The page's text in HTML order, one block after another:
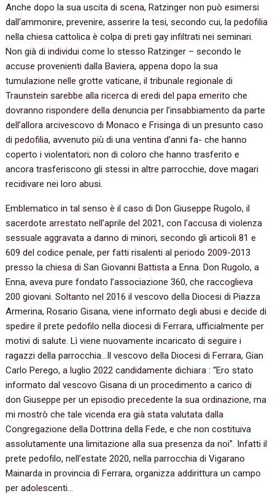
Anche dopo la sua uscita di scena, Ratzinger non può esimersi
dall’ammonire, prevenire, asserire la tesi, secondo cui, la pedofilia
nella chiesa cattolica è colpa di preti gay infiltrati nei seminari.
Non già di individui come lo stesso Ratzinger – secondo le
accuse provenienti dalla Baviera, appena dopo la sua
tumulazione nelle grotte vaticane, il tribunale regionale di
Traunstein sarebbe alla ricerca di eredi del papa emerito che
dovranno rispondere della denuncia per l’insabbiamento da parte
dell’allora arcivescovo di Monaco e Frisinga di un presunto caso
di pedofilia, avvenuto più di una ventina d’anni fa- che hanno
coperto i violentatori; non di coloro che hanno trasferito e
ancora trasferiscono gli stessi in altre parrocchie, dove magari
recidivare nei loro abusi.
Emblematico in tal senso è il caso di Don Giuseppe Rugolo, il
sacerdote arrestato nell’aprile del 2021, con l’accusa di violenza
sessuale aggravata a danno di minori, secondo gli articoli 81 e
609 del codice penale, per fatti risalenti al periodo 2009-2013
presso la chiesa di San Giovanni Battista a Enna. Don Rugolo, a
Enna, aveva pure fondato l’associazione 360, che raccoglieva
200 giovani. Soltanto nel 2016 il vescovo della Diocesi di Piazza
Armerina, Rosario Gisana, viene informato degli abusi e decide di
spedire il prete pedofilo nella diocesi di Ferrara, ufficialmente per
motivi di salute. Lì viene nuovamente incaricato di seguire i
ragazzi della parrocchia…Il vescovo della Diocesi di Ferrara, Gian
Carlo Perego, a luglio 2022 candidamente dichiara : “Ero stato
informato dal vescovo Gisana di un procedimento a carico di
don Giuseppe per un episodio precedente la sua ordinazione, ma
mi mostrò che tale vicenda era già stata valutata dalla
Congregazione della Dottrina della Fede, e che non costituiva
assolutamente una limitazione alla sua presenza da noi”. Infatti il
prete pedofilo, nell’estate 2020, nella parrocchia di Vigarano
Mainarda in provincia dì Ferrara, organizza addirittura un campo
per adolescenti…